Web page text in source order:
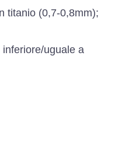
titanio (0,7-0,8mm);
uguale a